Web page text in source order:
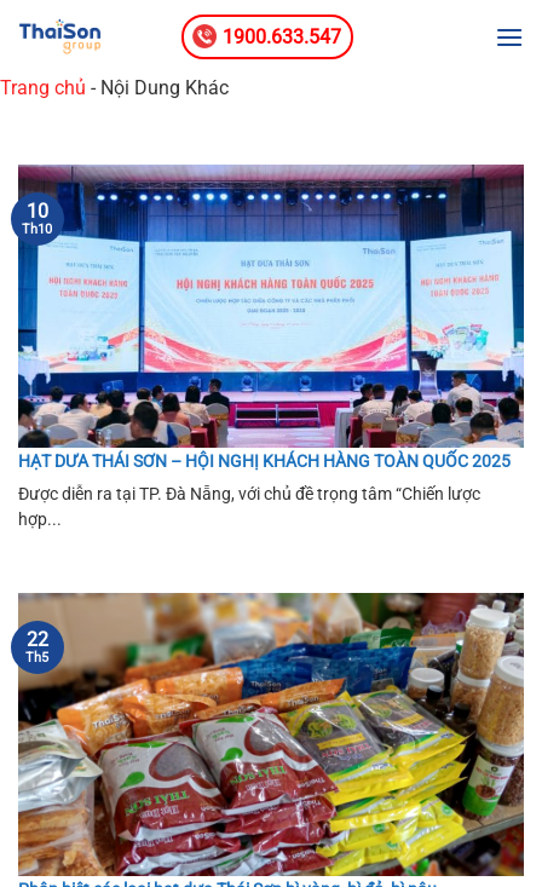
qua
nội
dung
1900.633.547
Trang chủ - Nội Dung Khác
HẠT DƯA THÁI SƠN – HỘI NGHỊ KHÁCH HÀNG TOÀN QUỐC 2025
Được diễn ra tại TP. Đà Nẵng, với chủ đề trọng tâm “Chiến lược
hợp...
10
Th10
22
Th5